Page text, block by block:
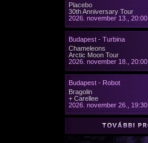
Placebo
30th Anniversary Tour
2026. november 13., 20:00
Budapest - Turbina
Chameleons
Arctic Moon Tour
2026. november 18., 20:00
Budapest - Robot
Bragolin
+ Carellee
2026. november 26., 19:30